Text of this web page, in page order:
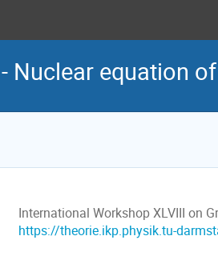
Nuclear equation
International Workshop XLVIII on
https://theorie.ikp.physik.tu-